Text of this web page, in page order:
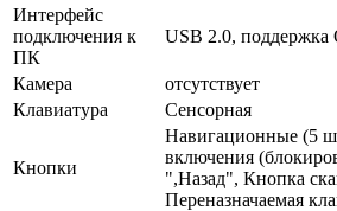
Интерфейс
подключения к
ПК
USB 2.0, поддержка
Камера
отсутствует
Клавиатура
Сенсорная
Кнопки
Навигационные (5
включения
",Назад", Кнопка
Переназначаемая